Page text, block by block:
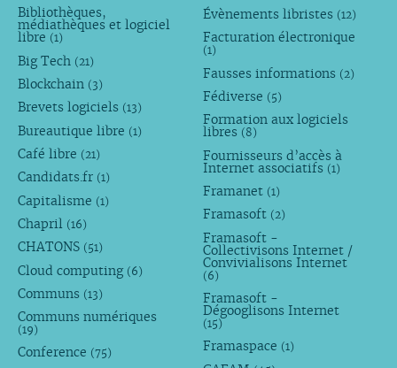
Bibliothèques,
médiathèques et logiciel
libre (1)
Big Tech (21)
Blockchain (3)
Brevets logiciels (13)
Bureautique libre (1)
Café libre (21)
Candidats.fr (1)
Capitalisme (1)
Chapril (16)
CHATONS (51)
Cloud computing (6)
Communs (13)
Communs numériques
(19)
Conference (75)
Évènements libristes (12)
Facturation électronique
(1)
Fausses informations (2)
Fédiverse (5)
Formation aux logiciels
libres (8)
Fournisseurs d’accès à
Internet associatifs (1)
Framanet (1)
Framasoft (2)
Framasoft -
Collectivisons Internet /
Convivialisons Internet
(6)
Framasoft -
Dégooglisons Internet
(15)
Framaspace (1)